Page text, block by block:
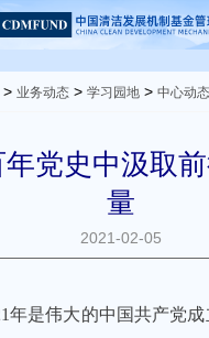
业务动态> 学习园地> 中心动态
年党史中汲取
量
2021-02-05
年是伟大的中国共产党成